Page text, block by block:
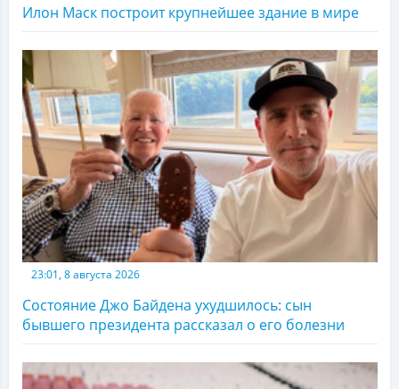
Илон Маск построит крупнейшее здание в мире
23:01, 8 августа 2026
Состояние Джо Байдена ухудшилось: сын
бывшего президента рассказал о его болезни